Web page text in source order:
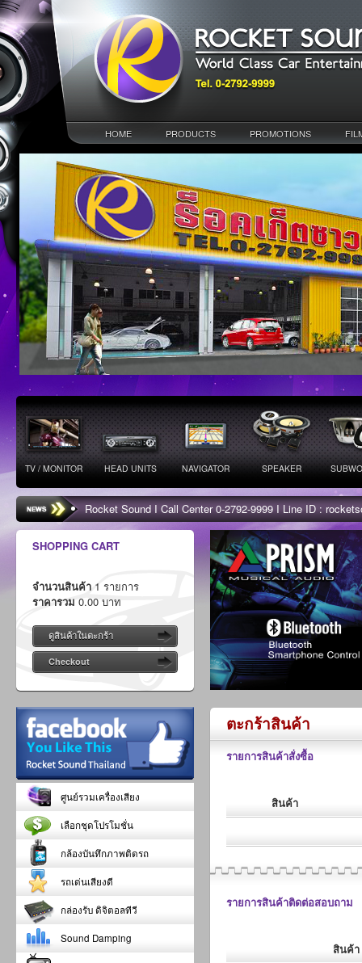
HOME PRODUCTS PROMOTIONS
TV / MONITOR HEAD UNITS NAVIGATOR SPEAKER
Rocket Sound I Call Center 0-2792-9999 I Line ID :
ตะกร้าสินค้า
รายการสินค้าสั่งซื้อ
สินค้า
รายการสินค้าติดต่อสอบถาม
สินค้า
SHOPPING CART
จำนวนสินค้า 1 รายการ
ราคารวม 0.00 บาท
ดูสินค้าในตะกร้า
Checkout
ศูนย์รวมเครื่องเสียง
เลือกชุดโปรโมชั่น
กล้องบันทึกภาพติดรถ
รถเด่นเสียงดี
กล่องรับ ดิจิตอลทีวี
Sound Damping